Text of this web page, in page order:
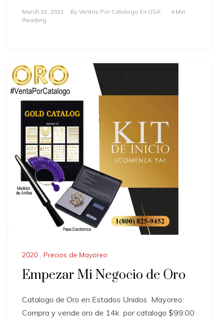
March 31, 2021 By Ventas Por Catalogo En USA
4 Min
Reading
2020 , Precios de Mayoreo
Empezar Mi Negocio de Oro
Catalogo de Oro en Estados Unidos ​Mayoreo:
Compra y vende oro de 14k por catalogo $99.00